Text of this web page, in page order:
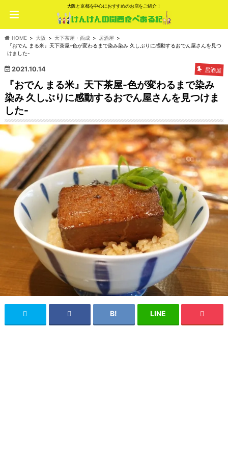
大阪と京都を中心におすすめのお店をご紹介！
HOME 大阪 天下茶屋・西成
居酒屋
『おでん まる米』天下茶屋-色が変わるまで染み染み 久しぶりに感動するおでん屋さんを見つ
けました-
2021.10.14 居酒屋
『おでん まる米』天下茶屋-色が変わるまで染み
染み 久しぶりに感動するおでん屋さんを見つけま
した-